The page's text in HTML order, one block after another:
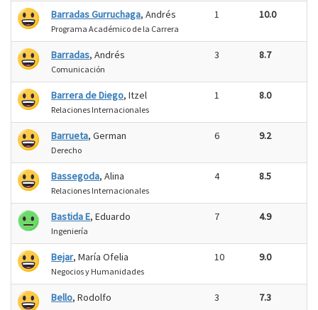
Barradas Gurruchaga, Andrés
Programa Académico de la Carrera
1 10.0
Barradas, Andrés
Comunicación
3 8.7
Barrera de Diego, Itzel
Relaciones Internacionales
1 8.0
Barrueta, German
Derecho
6 9.2
Bassegoda, Alina
Relaciones Internacionales
4 8.5
Bastida E, Eduardo
Ingeniería
7 4.9
Bejar, María Ofelia
Negocios y Humanidades
10 9.0
Bello, Rodolfo 3 7.3